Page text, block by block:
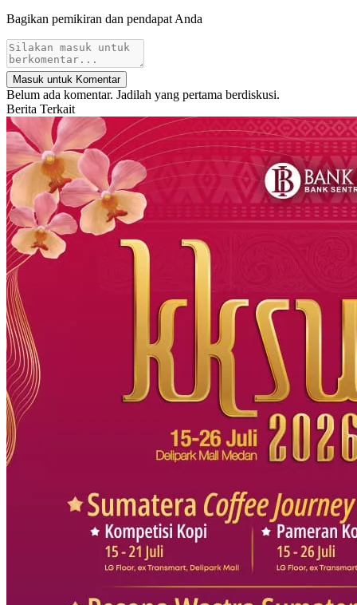
Bagikan pemikiran dan pendapat Anda
Masuk untuk Komentar
Belum ada komentar. Jadilah yang pertama berdiskusi.
Berita Terkait